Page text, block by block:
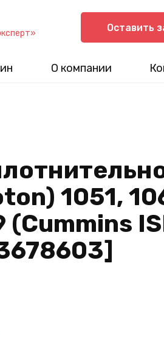
О компании
Оставить
1051,
(Cummins